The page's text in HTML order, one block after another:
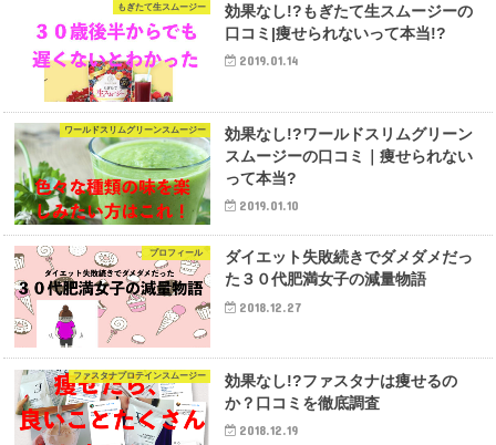
もぎたて生スムージー
効果なし!?もぎたて生スムージーの
口コミ|痩せられないって本当!?
2019.01.14
ワールドスリムグリーンスムージー
効果なし!?ワールドスリムグリーン
スムージーの口コミ｜痩せられない
って本当?
2019.01.10
プロフィール
ダイエット失敗続きでダメダメだっ
た３０代肥満女子の減量物語
2018.12.27
ファスタナプロテインスムージー
効果なし!?ファスタナは痩せるの
か？口コミを徹底調査
2018.12.19